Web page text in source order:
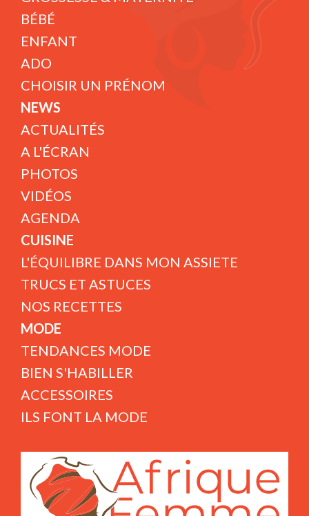
BÉBÉ
ENFANT
ADO
CHOISIR UN PRÉNOM
NEWS
ACTUALITÉS
A L'ÉCRAN
PHOTOS
VIDÉOS
AGENDA
CUISINE
L'ÉQUILIBRE DANS MON ASSIETE
TRUCS ET ASTUCES
NOS RECETTES
MODE
TENDANCES MODE
BIEN S'HABILLER
ACCESSOIRES
ILS FONT LA MODE